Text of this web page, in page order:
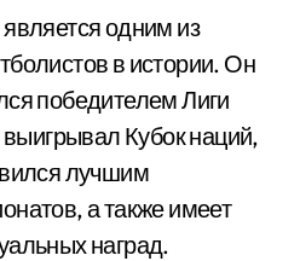
одним из
в истории. Он
победителем Лиги
Кубок наций,
лучшим
а также имеет
наград.